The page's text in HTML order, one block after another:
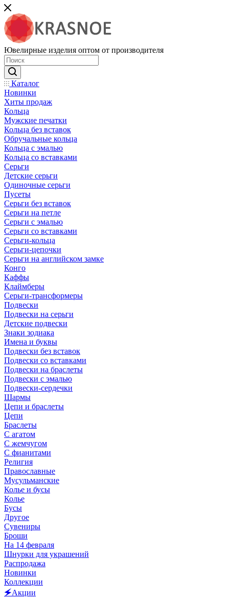
Ювелирные изделия оптом от производителя
Каталог
Новинки
Хиты продаж
Кольца
Мужские печатки
Кольца без вставок
Обручальные кольца
Кольца с эмалью
Кольца со вставками
Серьги
Детские серьги
Одиночные серьги
Пусеты
Серьги без вставок
Серьги на петле
Серьги с эмалью
Серьги со вставками
Серьги-кольца
Серьги-цепочки
Серьги на английском замке
Конго
Каффы
Клаймберы
Серьги-трансформеры
Подвески
Подвески на серьги
Детские подвески
Знаки зодиака
Имена и буквы
Подвески без вставок
Подвески со вставками
Подвески на браслеты
Подвески с эмалью
Подвески-сердечки
Шармы
Цепи и браслеты
Цепи
Браслеты
С агатом
С жемчугом
С фианитами
Религия
Православные
Мусульманские
Колье и бусы
Колье
Бусы
Другое
Сувениры
Броши
На 14 февраля
Шнурки для украшений
Распродажа
Новинки
Коллекции
🗲Акции